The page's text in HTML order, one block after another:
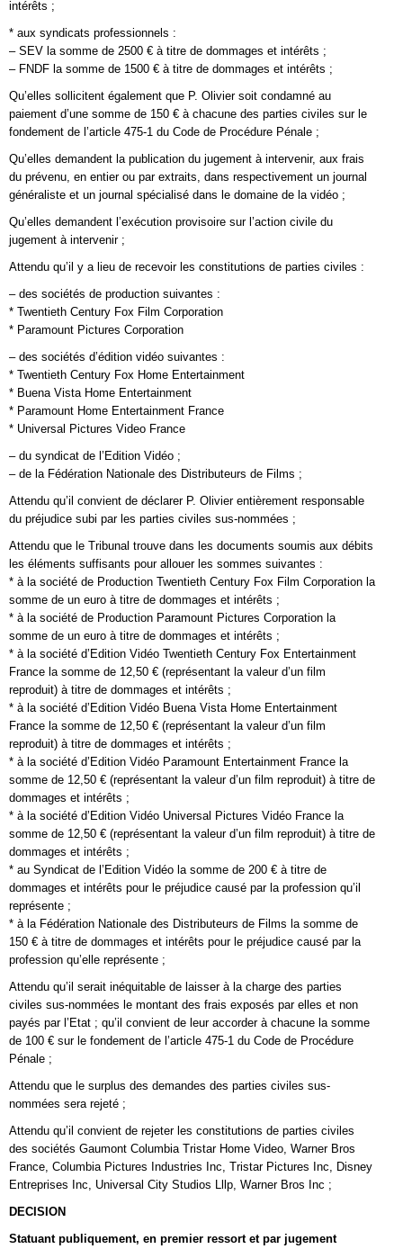
intérêts ;
* aux syndicats professionnels :
– SEV la somme de 2500 € à titre de dommages et intérêts ;
– FNDF la somme de 1500 € à titre de dommages et intérêts ;
Qu’elles sollicitent également que P. Olivier soit condamné au
paiement d’une somme de 150 € à chacune des parties civiles sur le
fondement de l’article 475-1 du Code de Procédure Pénale ;
Qu’elles demandent la publication du jugement à intervenir, aux frais
du prévenu, en entier ou par extraits, dans respectivement un journal
généraliste et un journal spécialisé dans le domaine de la vidéo ;
Qu’elles demandent l’exécution provisoire sur l’action civile du
jugement à intervenir ;
Attendu qu’il y a lieu de recevoir les constitutions de parties civiles :
– des sociétés de production suivantes :
* Twentieth Century Fox Film Corporation
* Paramount Pictures Corporation
– des sociétés d’édition vidéo suivantes :
* Twentieth Century Fox Home Entertainment
* Buena Vista Home Entertainment
* Paramount Home Entertainment France
* Universal Pictures Video France
– du syndicat de l’Edition Vidéo ;
– de la Fédération Nationale des Distributeurs de Films ;
Attendu qu’il convient de déclarer P. Olivier entièrement responsable
du préjudice subi par les parties civiles sus-nommées ;
Attendu que le Tribunal trouve dans les documents soumis aux débits
les éléments suffisants pour allouer les sommes suivantes :
* à la société de Production Twentieth Century Fox Film Corporation la
somme de un euro à titre de dommages et intérêts ;
* à la société de Production Paramount Pictures Corporation la
somme de un euro à titre de dommages et intérêts ;
* à la société d’Edition Vidéo Twentieth Century Fox Entertainment
France la somme de 12,50 € (représentant la valeur d’un film
reproduit) à titre de dommages et intérêts ;
* à la société d’Edition Vidéo Buena Vista Home Entertainment
France la somme de 12,50 € (représentant la valeur d’un film
reproduit) à titre de dommages et intérêts ;
* à la société d’Edition Vidéo Paramount Entertainment France la
somme de 12,50 € (représentant la valeur d’un film reproduit) à titre de
dommages et intérêts ;
* à la société d’Edition Vidéo Universal Pictures Vidéo France la
somme de 12,50 € (représentant la valeur d’un film reproduit) à titre de
dommages et intérêts ;
* au Syndicat de l’Edition Vidéo la somme de 200 € à titre de
dommages et intérêts pour le préjudice causé par la profession qu’il
représente ;
* à la Fédération Nationale des Distributeurs de Films la somme de
150 € à titre de dommages et intérêts pour le préjudice causé par la
profession qu’elle représente ;
Attendu qu’il serait inéquitable de laisser à la charge des parties
civiles sus-nommées le montant des frais exposés par elles et non
payés par l’Etat ; qu’il convient de leur accorder à chacune la somme
de 100 € sur le fondement de l’article 475-1 du Code de Procédure
Pénale ;
Attendu que le surplus des demandes des parties civiles sus-
nommées sera rejeté ;
Attendu qu’il convient de rejeter les constitutions de parties civiles
des sociétés Gaumont Columbia Tristar Home Video, Warner Bros
France, Columbia Pictures Industries Inc, Tristar Pictures Inc, Disney
Entreprises Inc, Universal City Studios Lllp, Warner Bros Inc ;
DECISION
Statuant publiquement, en premier ressort et par jugement